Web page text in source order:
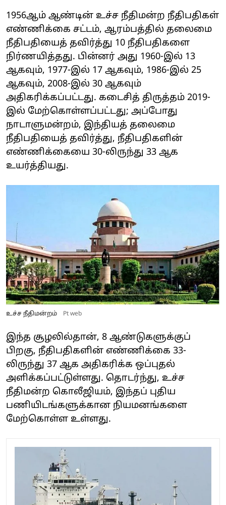
1956ஆம் ஆண்டின் உச்ச நீதிமன்ற நீதிபதிகள்
எண்ணிக்கை சட்டம், ஆரம்பத்தில் தலைமை
நீதிபதியைத் தவிர்த்து 10 நீதிபதிகளை
நிர்ணயித்தது. பின்னர் அது 1960-இல் 13
ஆகவும், 1977-இல் 17 ஆகவும், 1986-இல் 25
ஆகவும், 2008-இல் 30 ஆகவும்
அதிகரிக்கப்பட்டது. கடைசித் திருத்தம் 2019-
இல் மேற்கொள்ளப்பட்டது; அப்போது
நாடாளுமன்றம், இந்தியத் தலைமை
நீதிபதியைத் தவிர்த்து, நீதிபதிகளின்
எண்ணிக்கையை 30-லிருந்து 33 ஆக
உயர்த்தியது.
உச்ச நீதிமன்றம் Pt web
இந்த சூழலில்தான், 8 ஆண்டுகளுக்குப்
பிறகு, நீதிபதிகளின் எண்ணிக்கை 33-
லிருந்து 37 ஆக அதிகரிக்க ஒப்புதல்
அளிக்கப்பட்டுள்ளது. தொடர்ந்து, உச்ச
நீதிமன்ற கொலீஜியம், இந்தப் புதிய
பணியிடங்களுக்கான நியமனங்களை
மேற்கொள்ள உள்ளது.